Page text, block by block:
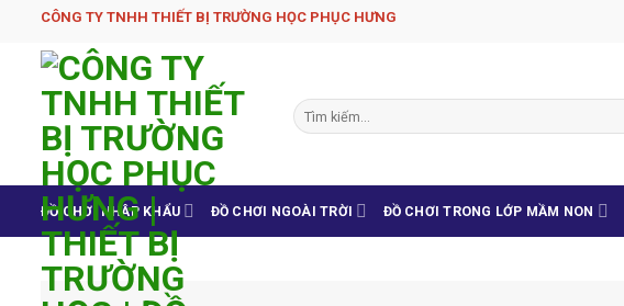
content
CÔNG TY TNHH THIẾT BỊ TRƯỜNG HỌC PHỤC H­ƯNG
Tìm
kiếm:
ĐỒ CHƠI NHẬP KHẨU ĐỒ CHƠI NGOÀI TRỜI ĐỒ CHƠI TRONG LỚP MẦM NON